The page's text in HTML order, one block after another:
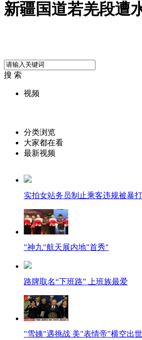
新疆国道若羌段遭
搜 索
视频
分类浏览
大家都在看
最新视频
实拍女站务员制止乘客违规被暴打
"神九"航天展内地"首秀"
路牌取名“下班路” 上班族最爱
"雪姨"遇挑战 美"表情帝"横空出世